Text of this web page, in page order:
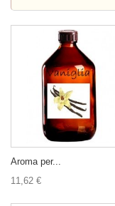
Aroma per...
11,62 €